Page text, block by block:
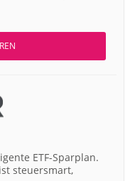
ETF-Sparplan.
steuersmart,